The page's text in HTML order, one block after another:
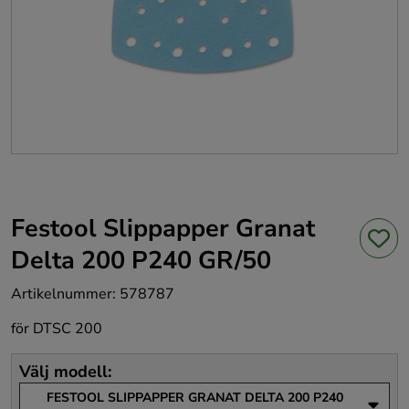
Festool Slippapper Granat
Delta 200 P240 GR/50
Artikelnummer: 578787
för DTSC 200
Välj modell:
FESTOOL SLIPPAPPER GRANAT DELTA 200 P240